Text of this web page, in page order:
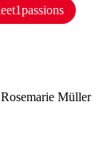
Müller